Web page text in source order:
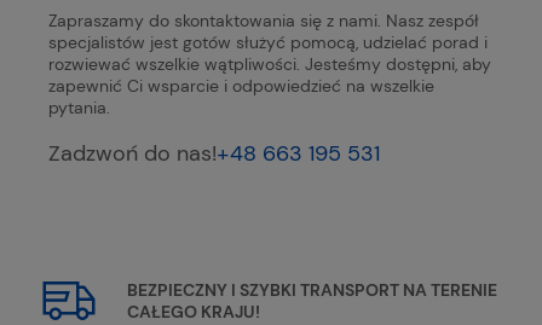
Zapraszamy do skontaktowania się z nami. Nasz zespół
specjalistów jest gotów służyć pomocą, udzielać porad i
rozwiewać wszelkie wątpliwości. Jesteśmy dostępni, aby
zapewnić Ci wsparcie i odpowiedzieć na wszelkie
pytania.
Zadzwoń do nas!+48 663 195 531
BEZPIECZNY I SZYBKI TRANSPORT NA TERENIE
CAŁEGO KRAJU!